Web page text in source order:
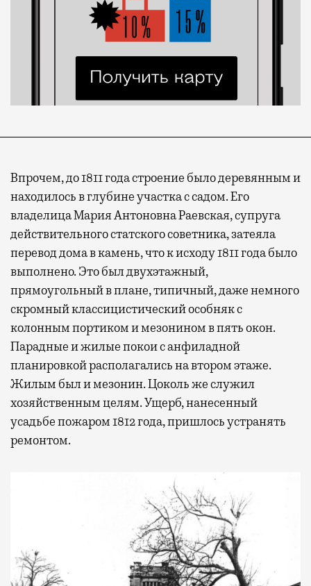
Современный путешественник часто берет
с собой не только чемодан, но и ноутбук.
А ожидание рейса все чаще превращается
не в потерянное время, а в возможность
спокойно закончить дела или спланировать
активности в путешествии, например
забронировать нужные билеты и рестораны.
Бизнес-зал становится местом, где можно
выпить кофе, наблюдая сквозь панорамные
окна за тем, как взлетают и садятся
самолеты. В Москве нет недостатка
в лаунжах. В аэропортах их обычно
несколько — в разных зонах воздушных
гаваней. На некоторых вокзалах — тоже.
Впрочем, до 1811 года строение было деревянным и
находилось в глубине участка с садом. Его
владелица Мария Антоновна Раевская, супруга
действительного статского советника, затеяла
перевод дома в камень, что к исходу 1811 года было
выполнено. Это был двухэтажный,
прямоугольный в плане, типичный, даже немного
скромный классицистический особняк с
колонным портиком и мезонином в пять окон.
Парадные и жилые покои с анфиладной
планировкой располагались на втором этаже.
Жилым был и мезонин. Цоколь же служил
хозяйственным целям. Ущерб, нанесенный
усадьбе пожаром 1812 года, пришлось устранять
ремонтом.